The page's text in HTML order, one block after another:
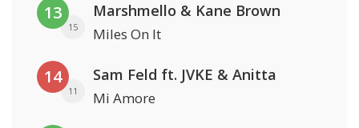
13
15
Marshmello & Kane Brown
Miles On It
14
11
Sam Feld ft. JVKE & Anitta
Mi Amore